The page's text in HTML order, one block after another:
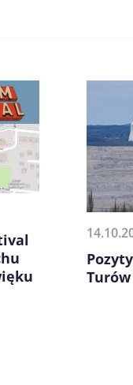
moje dane w tej
Turów